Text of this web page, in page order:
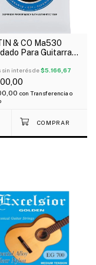
& CO Ma530
Para Guitarra
Bronce 10-047
sin interés de$5.166,67
con Transferencia o